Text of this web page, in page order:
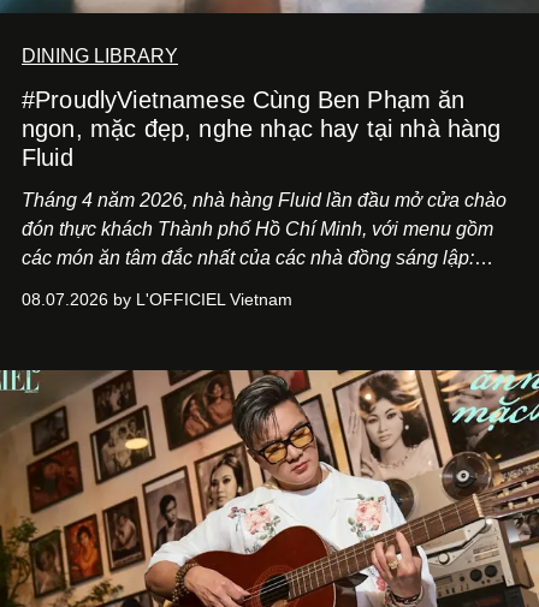
DINING LIBRARY
#ProudlyVietnamese Cùng Ben Phạm ăn
ngon, mặc đẹp, nghe nhạc hay tại nhà hàng
Fluid
Tháng 4 năm 2026, nhà hàng Fluid lần đầu mở cửa chào
đón thực khách Thành phố Hồ Chí Minh, với menu gồm
các món ăn tâm đắc nhất của các nhà đồng sáng lập:
món ăn đa dạng từ Á đến Âu nhanh chóng được yêu thích
mang đến niềm vui cho thực khách.
08.07.2026 by L'OFFICIEL Vietnam